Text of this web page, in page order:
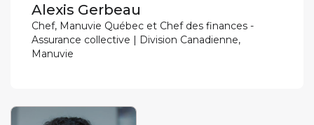
Alexis Gerbeau
Chef, Manuvie Québec et Chef des finances -
Assurance collective | Division Canadienne,
Manuvie